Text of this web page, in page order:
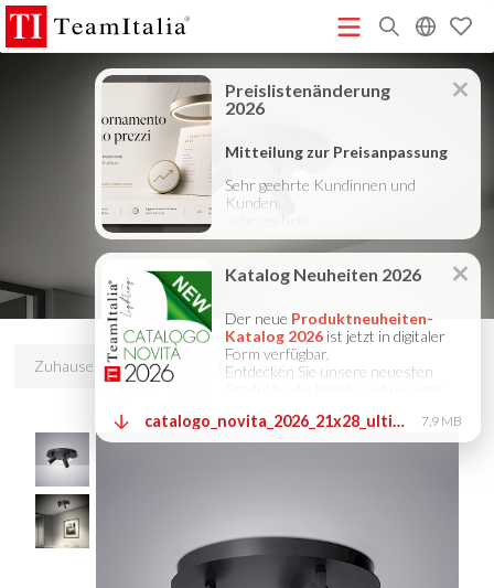
R
Preisliste – Juli 2026(513K) Katalog Neuheiten 2026
CATALOGUE 2025(12M) TECHNICAL CATALOGUE 2025
COMPANY PROFILE ITA (3M) COMPANY PROFILE GB(3M) COMPANY
StarTeam 1 (Einführung) (16M)
StarTeam 2
★Touch-Dim and Synchronization Instructions
Zuhause Produkte Tablet round